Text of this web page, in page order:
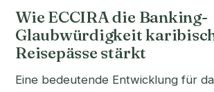
Wie ECCIRA die Banking-
Glaubwürdigkeit
Reisepässe stärkt
Eine bedeutende Entwicklung für